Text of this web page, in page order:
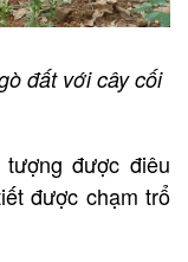
đất với cây cối
được điêu
được chạm trổ